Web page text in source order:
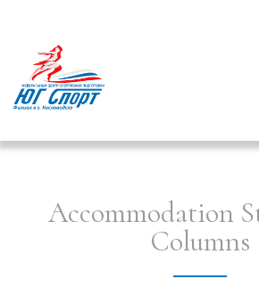
Accommodation
Columns